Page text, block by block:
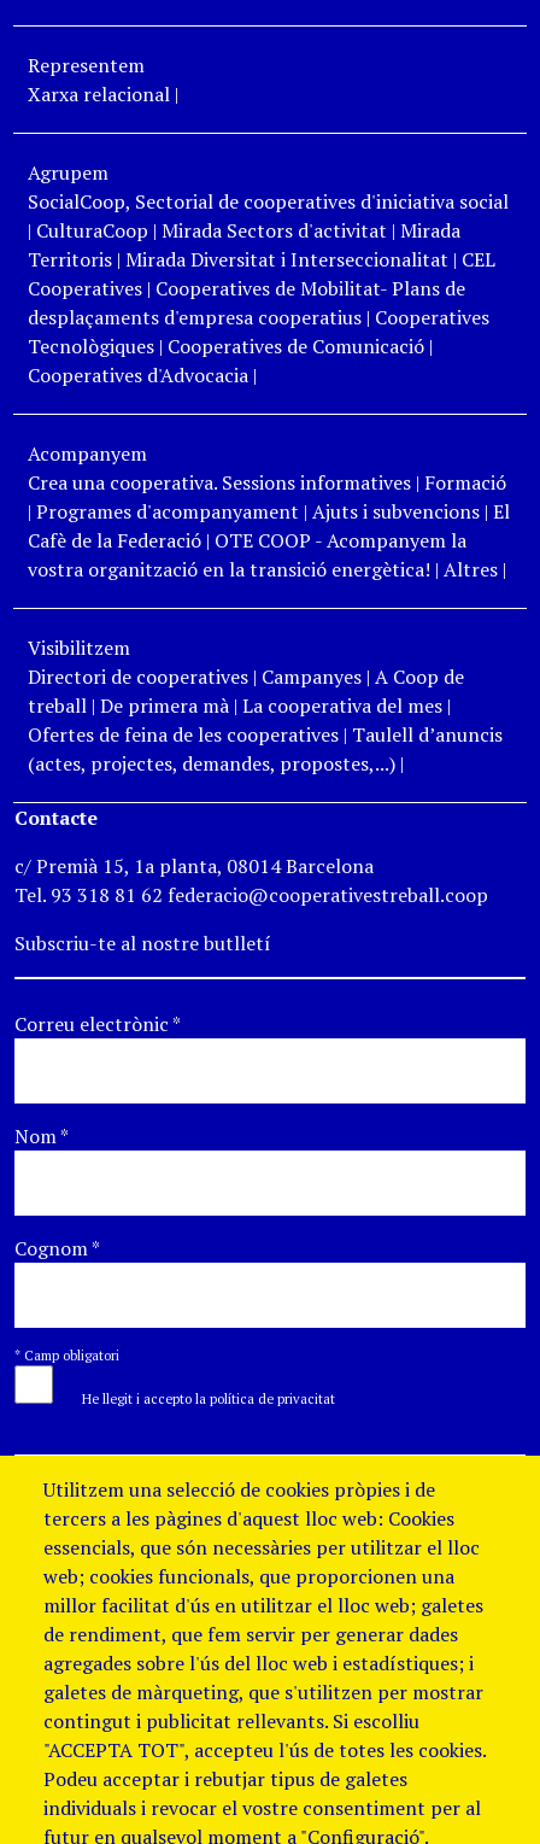
Representem
Xarxa relacional|
Agrupem
SocialCoop, Sectorial de cooperatives d'iniciativa social
| CulturaCoop | Mirada Sectors d'activitat | Mirada
Territoris| Mirada Diversitat i Interseccionalitat | CEL
Cooperatives| Cooperatives de Mobilitat- Plans de
desplaçaments d'empresa cooperatius| Cooperatives
Tecnològiques| Cooperatives de Comunicació|
Cooperatives d'Advocacia|
Acompanyem
Crea una cooperativa. Sessions informatives| Formació
| Programes d'acompanyament | Ajuts i subvencions| El
Cafè de la Federació| OTE COOP - Acompanyem la
vostra organització en la transició energètica! | Altres|
Visibilitzem
Directori de cooperatives| Campanyes| A Coop de
treball| De primera mà| La cooperativa del mes|
Ofertes de feina de les cooperatives| Taulell d’anuncis
(actes, projectes, demandes, propostes,...)|
Contacte
c/ Premià 15, 1a planta, 08014 Barcelona
Tel. 93 318 81 62 federacio@cooperativestreball.coop
Subscriu-te al nostre butlletí
Correu electrònic*
Nom*
Cognom*
* Camp obligatori
He llegit i accepto la política de privacitat
Utilitzem una selecció de cookies pròpies i de
tercers a les pàgines d'aquest lloc web: Cookies
essencials, que són necessàries per utilitzar el lloc
web; cookies funcionals, que proporcionen una
millor facilitat d'ús en utilitzar el lloc web; galetes
de rendiment, que fem servir per generar dades
agregades sobre l'ús del lloc web i estadístiques; i
galetes de màrqueting, que s'utilitzen per mostrar
contingut i publicitat rellevants. Si escolliu
"ACCEPTA TOT", accepteu l'ús de totes les cookies.
Podeu acceptar i rebutjar tipus de galetes
individuals i revocar el vostre consentiment per al
futur en qualsevol moment a "Configuració".